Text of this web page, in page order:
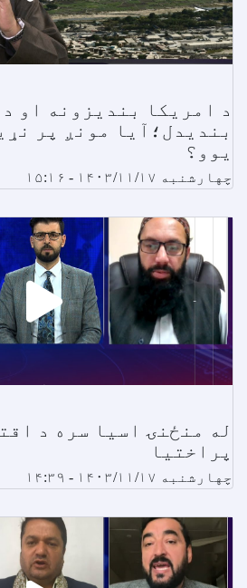
د امریکا بندیزونه او
بندیدل؛آیا مونږ پر
یوو؟
چهارشنبه ۱۴۰۳/۱۱/۱۷ - ۱۵:۱۶
له منځنۍ اسیا سره د
پراختیا
چهارشنبه ۱۴۰۳/۱۱/۱۷ - ۱۴:۳۹